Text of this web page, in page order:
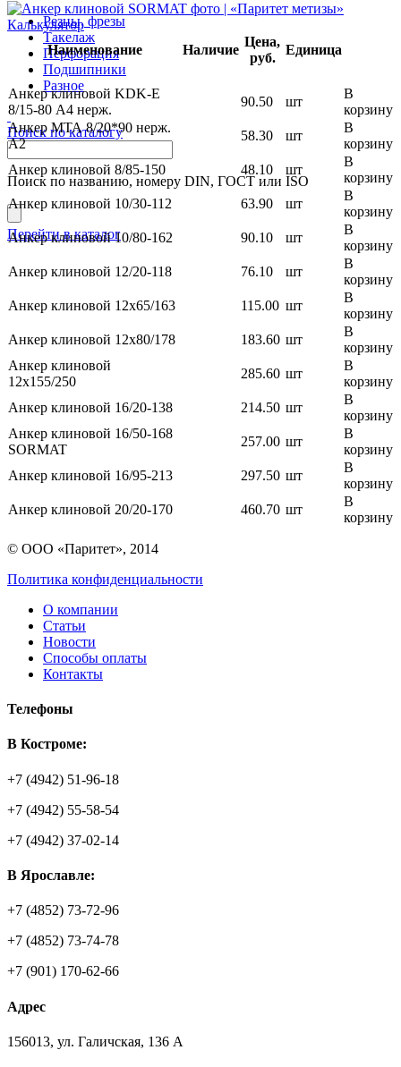
Резцы, фрезы
Такелаж
Перфорация
Подшипники
Разное
Поиск по каталогу
Поиск по названию, номеру DIN, ГОСТ или ISO
Перейти в каталог
Калькулятор
Наименование
Наличие
Цена,
руб.
Единица
Анкер клиновой KDK-E
8/15-80 А4 нерж.
90.50 шт
В
корзину
Анкер МТА 8/20*90 нерж.
А2
58.30 шт
В
корзину
Анкер клиновой 8/85-150
48.10 шт
В
корзину
Анкер клиновой 10/30-112
63.90 шт
В
корзину
Анкер клиновой 10/80-162
90.10 шт
В
корзину
Анкер клиновой 12/20-118
76.10 шт
В
корзину
Анкер клиновой 12х65/163
115.00 шт
В
корзину
Анкер клиновой 12х80/178
183.60 шт
В
корзину
Анкер клиновой
12х155/250
285.60 шт
В
корзину
Анкер клиновой 16/20-138
214.50 шт
В
корзину
Анкер клиновой 16/50-168
SORMAT
257.00 шт
В
корзину
Анкер клиновой 16/95-213
297.50 шт
В
корзину
Анкер клиновой 20/20-170
460.70 шт
В
корзину
© ООО «Паритет», 2014
Политика конфиденциальности
О компании
Статьи
Новости
Способы оплаты
Контакты
Телефоны
В Костроме:
+7 (4942) 51-96-18
+7 (4942) 55-58-54
+7 (4942) 37-02-14
В Ярославле:
+7 (4852) 73-72-96
+7 (4852) 73-74-78
+7 (901) 170-62-66
Адрес
156013, ул. Галичская, 136 А